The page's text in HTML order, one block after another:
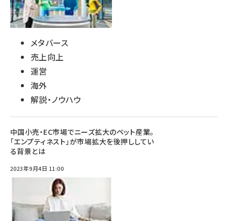
メタバース
売上向上
運営
海外
解説・ノウハウ
中国小売・EC市場でニーズ拡大のペット産業。
「エンプティネスト」が市場拡大を後押ししてい
る背景とは
2023年9月4日 11:00